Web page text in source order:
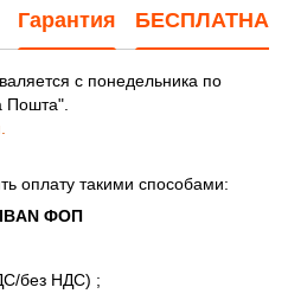
Гарантия
с понедельника по
Пошта".
оплату такими способами:
IBAN ФОП
без НДС) ;